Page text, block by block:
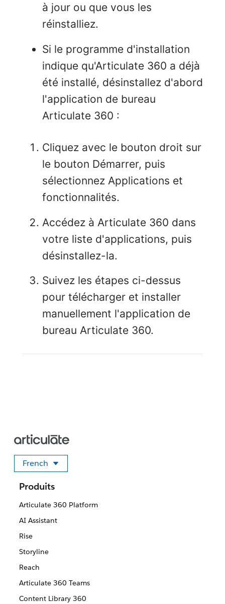
à jour ou que vous les
réinstalliez.
Si le programme d'installation
indique qu'Articulate 360 a déjà
été installé, désinstallez d'abord
l'application de bureau
Articulate 360 :
Cliquez avec le bouton droit sur
le bouton Démarrer, puis
sélectionnez Applications et
fonctionnalités.
Accédez à Articulate 360 dans
votre liste d'applications, puis
désinstallez-la.
Suivez les étapes ci-dessus
pour télécharger et installer
manuellement l'application de
bureau Articulate 360.
French
Sélectionner votre langue
Produits
Articulate 360 Platform
AI Assistant
Rise
Storyline
Reach
Articulate 360 Teams
Content Library 360